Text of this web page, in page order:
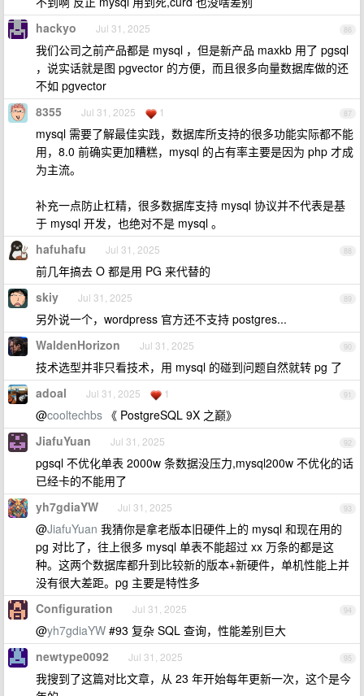
86
hackyo Jul 31, 2025
我们公司之前产品都是 mysql ，但是新产品 maxkb 用了 pgsql
，说实话就是图 pgvector 的方便，而且很多向量数据库做的还
不如 pgvector
87
8355 Jul 31, 2025 1
mysql 需要了解最佳实践，数据库所支持的很多功能实际都不能
用，8.0 前确实更加糟糕，mysql 的占有率主要是因为 php 才成
为主流。
补充一点防止杠精，很多数据库支持 mysql 协议并不代表是基
于 mysql 开发，也绝对不是 mysql 。
88
hafuhafu Jul 31, 2025
前几年搞去 O 都是用 PG 来代替的
89
skiy Jul 31, 2025
另外说一个，wordpress 官方还不支持 postgres...
90
WaldenHorizon Jul 31, 2025
技术选型并非只看技术，用 mysql 的碰到问题自然就转 pg 了
91
adoal Jul 31, 2025 1
@cooltechbs 《 PostgreSQL 9X 之巅》
92
JiafuYuan Jul 31, 2025
pgsql 不优化单表 2000w 条数据没压力,mysql200w 不优化的话
已经卡的不能用了
93
yh7gdiaYW Jul 31, 2025
@JiafuYuan 我猜你是拿老版本旧硬件上的 mysql 和现在用的
pg 对比了，往上很多 mysql 单表不能超过 xx 万条的都是这
种。这两个数据库都升到比较新的版本+新硬件，单机性能上并
没有很大差距。pg 主要是特性多
94
Configuration Jul 31, 2025
@yh7gdiaYW #93 复杂 SQL 查询，性能差别巨大
95
newtype0092 Jul 31, 2025
我搜到了这篇对比文章，从 23 年开始每年更新一次，这个是今